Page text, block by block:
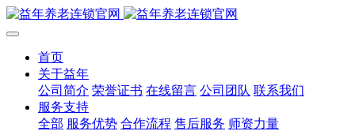
首页
关于益年
公司简介 荣誉证书 在线留言 公司团队 联系我们
服务支持
全部 服务优势 合作流程 售后服务 师资力量